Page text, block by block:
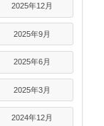
2025年12月
2025年9月
2025年6月
2025年3月
2024年12月